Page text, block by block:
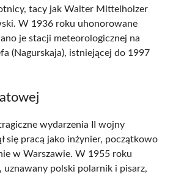
tacy jak Walter Mittelholzer
W 1936 roku uhonorowane
je stacji meteorologicznej na
(Nagurskaja), istniejącej do 1997
wydarzenia II wojny
się pracą jako inżynier, początkowo
w Warszawie. W 1955 roku
, uznawany polski polarnik i pisarz,